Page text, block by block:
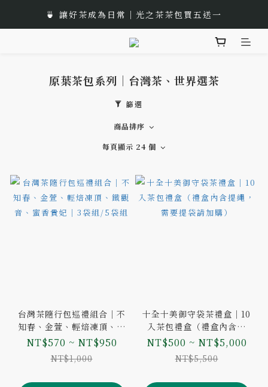
🎁 中秋佳節以茶獻禮｜茶包、茶葉禮品推薦
🍵 讓好茶成為日常｜光之茶茶包買五送一
🌟 全新風味上市｜《台灣武夷雙星》
原葉茶包系列｜台灣茶、世界選茶
篩選
商品排序
每頁顯示 24 個
台灣茶隨行包巡禮組合｜不
知春、金萱、輕焙凍頂、鐵
觀音、蜜香貴妃｜3袋組/5袋
NT$570 ~ NT$950
NT$1,000
十全十美御守袋茶禮盒｜10
入茶包禮盒（禮盒內含提
繩，需要提袋請加購）
NT$500 ~ NT$5,000
NT$5,500